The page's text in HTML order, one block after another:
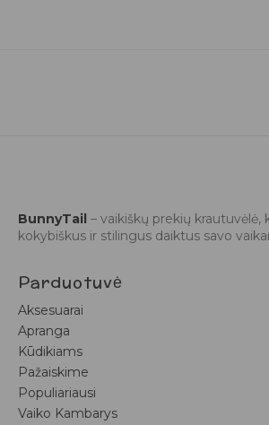
BunnyTail – vaikiškų prekių krautuvėlė,
kokybiškus ir stilingus daiktus savo
Parduotuvė
Aksesuarai
Apranga
Kūdikiams
Pažaiskime
Populiariausi
Vaiko Kambarys